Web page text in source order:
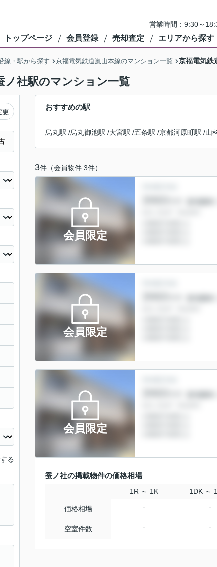
営業時間：9:30～
トップページ 会員登録 売却査定 エリアから探す
線・駅から探す 京福電気鉄道嵐山本線のマンション一覧 京福電気鉄
ノ社駅のマンション一覧
おすすめの駅
烏丸駅 /烏丸御池駅 /大宮駅 /五条駅 /京都河原町駅 /山
3件（会員物件 3件）
会員限定
会員限定
会員限定
蚕ノ社の掲載物件の価格相場
1R ～ 1K 1DK ～
価格相場 - -
空室件数 - -
更
る